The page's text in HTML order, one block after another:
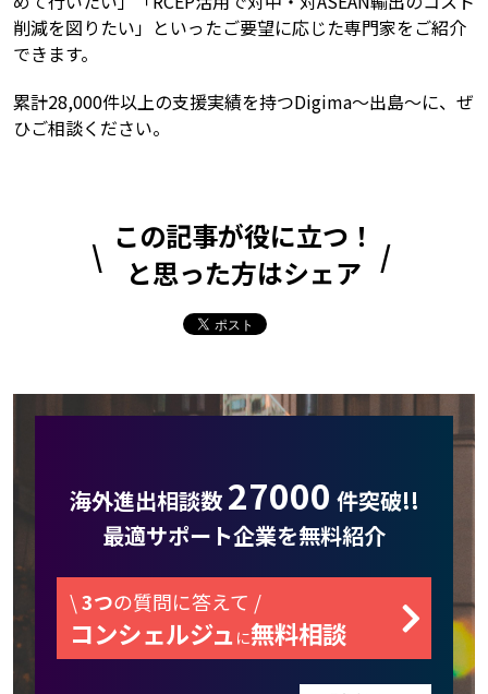
削減を図りたい」といったご要望に応じた専門家をご紹介
できます。
累計28,000件以上の支援実績を持つDigima～出島～に、ぜ
ひご相談ください。
この記事が役に立つ！
と思った方はシェア
海外進出相談数 27000 件突破!!
最適サポート企業を無料紹介
\3つの質問に答えて /
コンシェルジュ に無料相談